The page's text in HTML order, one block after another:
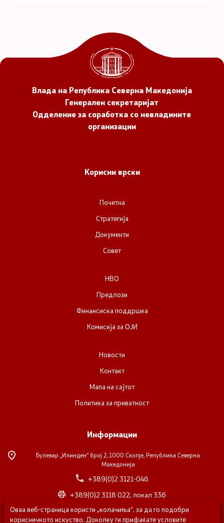
Влада на Република Северна Македонија
Генерален секретаријат
Одделение за соработка со невладините
организации
Корисни врски
Почетна
Стратегија
Документи
Совет
НВО
Предлози
Финансиска поддршка
Комисија за ОЈИ
Новости
Контакт
Мапа на сајтот
Политика за приватност
Информации
Булевар „Илинден“ број 2, 1000 Скопје, Република Северна
Македонија
+389(0)2 3121-046
+389(0)2 3118 022, локал 336
nvosorabotka@gs.gov.mk
Оваа веб-страница користи „колачиња“, за да го подобри
корисничкото искуство. Доколку ги прифаќате условите